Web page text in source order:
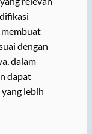
membuat
dengan
dalam
dapat
lebih